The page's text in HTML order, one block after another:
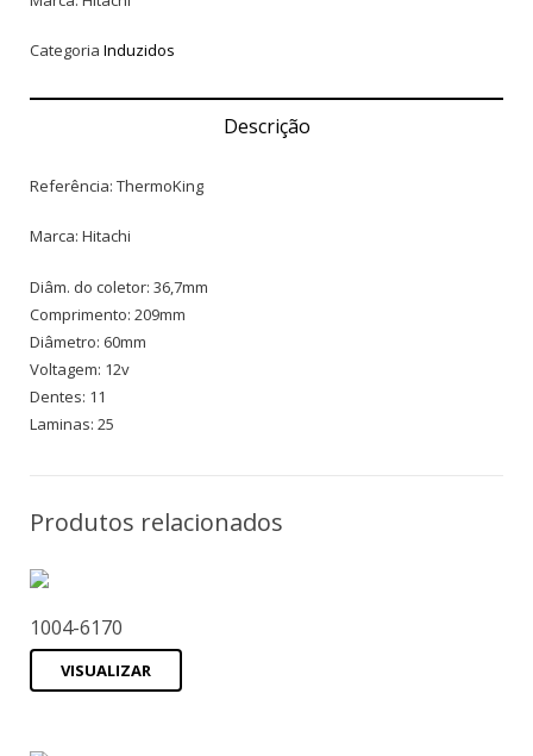
Categoria Induzidos
Descrição
Referência: ThermoKing
Marca: Hitachi
Diâm. do coletor: 36,7mm
Comprimento: 209mm
Diâmetro: 60mm
Voltagem: 12v
Dentes: 11
Laminas: 25
Produtos relacionados
1004-6170
VISUALIZAR